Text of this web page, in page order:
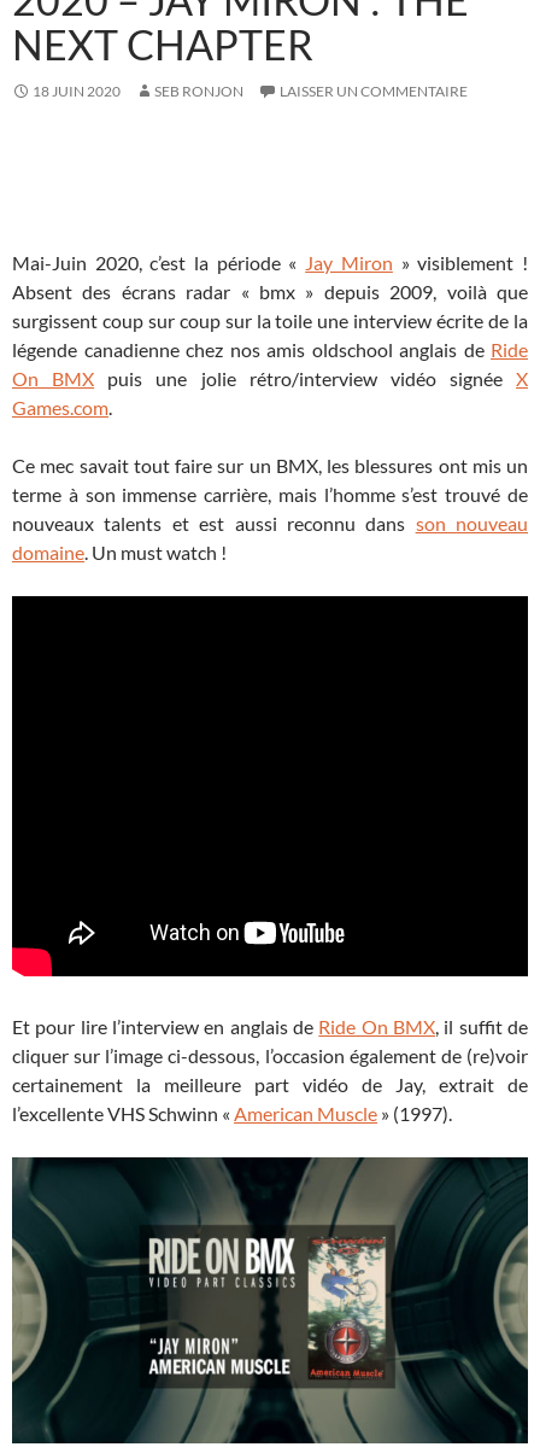
NEXT CHAPTER
18 JUIN 2020 SEB RONJON LAISSER UN COMMENTAIRE
Mai-Juin 2020, c’est la période « Jay Miron » visiblement !
Absent des écrans radar « bmx » depuis 2009, voilà que
surgissent coup sur coup sur la toile une interview écrite de la
légende canadienne chez nos amis oldschool anglais de Ride
On BMX puis une jolie rétro/interview vidéo signée X
Games.com.
Ce mec savait tout faire sur un BMX, les blessures ont mis un
terme à son immense carrière, mais l’homme s’est trouvé de
nouveaux talents et est aussi reconnu dans son nouveau
domaine. Un must watch !
Et pour lire l’interview en anglais de Ride On BMX, il suffit de
cliquer sur l’image ci-dessous, l’occasion également de (re)voir
certainement la meilleure part vidéo de Jay, extrait de
l’excellente VHS Schwinn « American Muscle » (1997).